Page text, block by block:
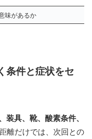
味があるか
条件と症状をセ
装具、靴、酸素条件、
離だけでは、次回との